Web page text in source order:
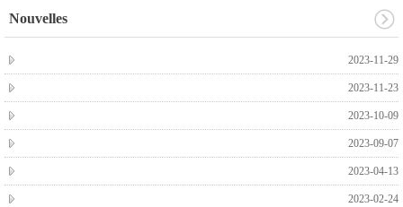
Nouvelles
2023-11-29
2023-11-23
2023-10-09
2023-09-07
2023-04-13
2023-02-24